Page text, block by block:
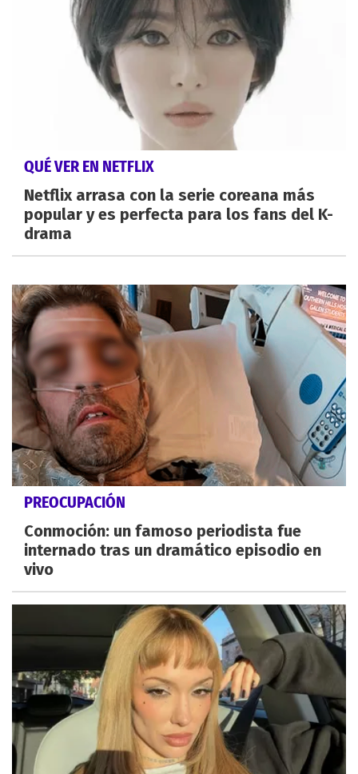
QUÉ VER EN NETFLIX
Netflix arrasa con la serie coreana más
popular y es perfecta para los fans del K-
drama
PREOCUPACIÓN
Conmoción: un famoso periodista fue
internado tras un dramático episodio en
vivo